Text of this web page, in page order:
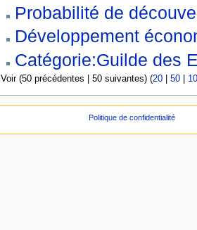
Probabilité de
Développement
Catégorie:Guilde des
Voir (50 précédentes | 50 suivantes) (20| 50|
Politique de confidentialité